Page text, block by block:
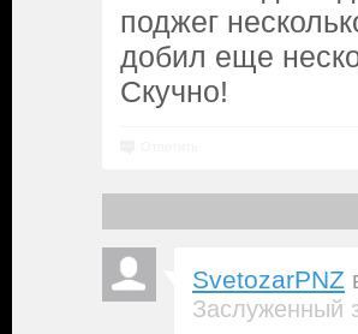
поджег
добил еще
Скучно!
SvetozarPNZ
Заслуженный